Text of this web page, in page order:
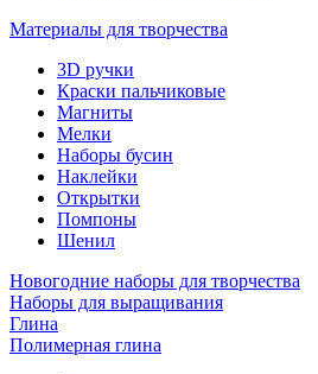
Материалы для творчества
3D ручки
Краски пальчиковые
Магниты
Мелки
Наборы бусин
Наклейки
Открытки
Помпоны
Шенил
Новогодние наборы для творчества
Наборы для выращивания
Глина
Полимерная глина